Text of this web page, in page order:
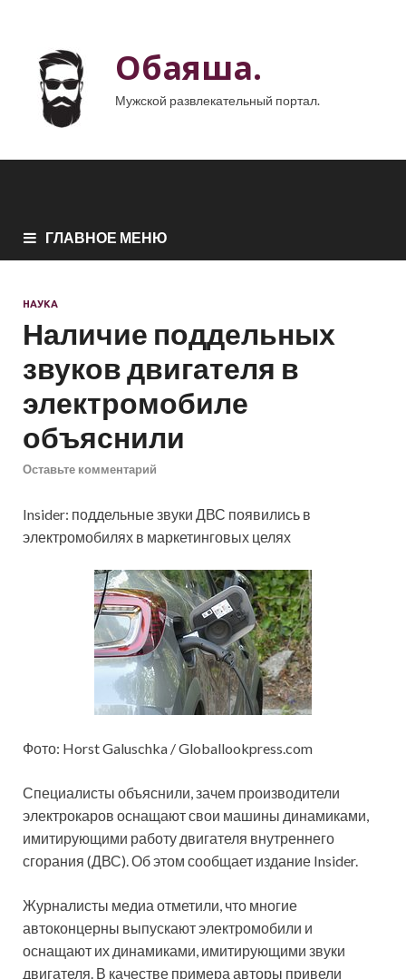
Обаяша.
Мужской развлекательный портал.
ГЛАВНОЕ МЕНЮ
НАУКА
Наличие поддельных
звуков двигателя в
электромобиле
объяснили
Оставьте комментарий
Insider: поддельные звуки ДВС появились в
электромобилях в маркетинговых целях
Фото: Horst Galuschka / Globallookpress.com
Специалисты объяснили, зачем производители
электрокаров оснащают свои машины динамиками,
имитирующими работу двигателя внутреннего
сгорания (ДВС). Об этом сообщает издание Insider.
Журналисты медиа отметили, что многие
автоконцерны выпускают электромобили и
оснащают их динамиками, имитирующими звуки
двигателя. В качестве примера авторы привели